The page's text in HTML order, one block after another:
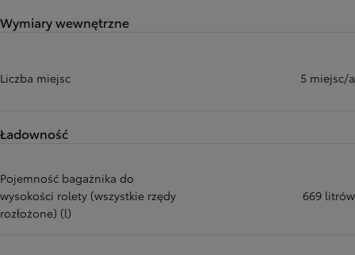
Wymiary wewnętrzne
Liczba miejsc 5 miejsc/a
Ładowność
Pojemność bagażnika do
wysokości rolety (wszystkie rzędy
rozłożone) (l)
669 litrów